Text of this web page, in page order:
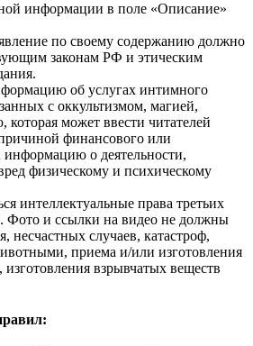
информации в поле «Описание»
по своему содержанию должно
законам РФ и этическим
об услугах интимного
с оккультизмом, магией,
может ввести читателей
финансового или
информацию о деятельности,
физическому и психическому
интеллектуальные права третьих
Фото и ссылки на видео не должны
несчастных случаев, катастроф,
приема и/или изготовления
изготовления взрывчатых веществ